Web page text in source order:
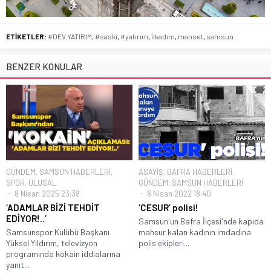
ETİKETLER: #DEV YATIRIM #saski #yatırım ilkadım manset samsun
BENZER KONULAR
GÜNDEM, SAMSUN HABERLERİ,
SPOR, ULUSAL
8 Nisan 2025 23:38
‘ADAMLAR BİZİ TEHDİT
EDİYOR!..’
Samsunspor Kulübü Başkanı
Yüksel Yıldırım, televizyon
programında kokain iddialarına
yanıt...
ASAYİŞ, BAFRA HABERLERİ,
GÜNDEM, SAMSUN HABERLERİ
8 Nisan 2022 18:40
‘CESUR’ polisi!
Samsun'un Bafra İlçesi'nde kapıda
mahsur kalan kadının imdadına
polis ekipleri...